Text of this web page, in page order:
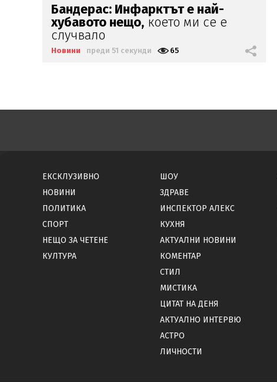
Третата стаяеновият стандарт
при имотите
Новини преди 14 минути 592
ЕКСКЛУЗИВНО
НОВИНИ
ПОЛИТИКА
СПОРТ
НЕЩО ЗА ЧЕТЕНЕ
КУЛТУРА
ШОУ
ЗДРАВЕ
ИНСПЕКТОР АЛЕКС
КУХНЯ
АКТУАЛНИ НОВИНИ
КОМЕНТАР
СТИЛ
МИСТИКА
ЦИТАТ НА ДЕНЯ
АКТУАЛНО ИНТЕРВЮ
АСТРО
ЛИЧНОСТИ